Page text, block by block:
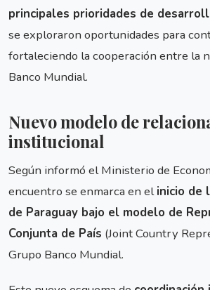
principales prioridades de
se exploraron oportunidades para
fortaleciendo la cooperación entre la
Banco Mundial.
Nuevo modelo de
institucional
Según informó el Ministerio de
encuentro se enmarca en elinicio de
de Paraguay bajo el modelo de
Conjunta de País (Joint Country
Grupo Banco Mundial.